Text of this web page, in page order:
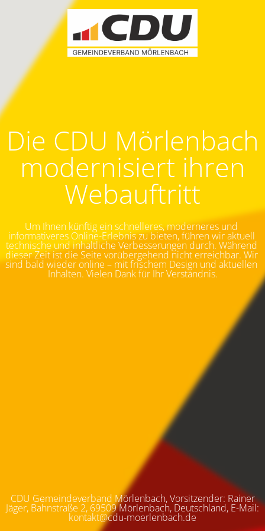
Die CDU Mörlenbach
modernisiert ihren
Webauftritt
Um Ihnen künftig ein schnelleres, moderneres und
informativeres Online-Erlebnis zu bieten, führen wir aktuell
technische und inhaltliche Verbesserungen durch. Während
dieser Zeit ist die Seite vorübergehend nicht erreichbar. Wir
sind bald wieder online – mit frischem Design und aktuellen
Inhalten. Vielen Dank für Ihr Verständnis.
CDU Gemeindeverband Mörlenbach, Vorsitzender: Rainer
Jäger, Bahnstraße 2, 69509 Mörlenbach, Deutschland, E-Mail:
kontakt@cdu-moerlenbach.de